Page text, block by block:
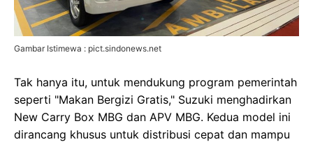
Gambar Istimewa : pict.sindonews.net
Tak hanya itu, untuk mendukung program pemerintah
seperti "Makan Bergizi Gratis," Suzuki menghadirkan
New Carry Box MBG dan APV MBG. Kedua model ini
dirancang khusus untuk distribusi cepat dan mampu